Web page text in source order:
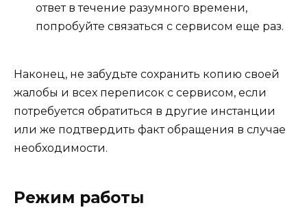
ответ в течение разумного времени,
попробуйте связаться с сервисом еще раз.
Наконец, не забудьте сохранить копию своей
жалобы и всех переписок с сервисом, если
потребуется обратиться в другие инстанции
или же подтвердить факт обращения в случае
необходимости.
Режим работы